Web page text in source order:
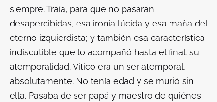
siempre. Traía, para que no pasaran
desapercibidas, esa ironía lúcida y esa maña del
eterno izquierdista; y también esa característica
indiscutible que lo acompañó hasta el final: su
atemporalidad. Vitico era un ser atemporal,
absolutamente. No tenía edad y se murió sin
ella. Pasaba de ser papá y maestro de quiénes